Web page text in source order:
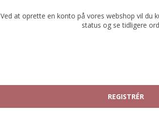
Ved at oprette en konto på vores webshop vil du
status og se tidligere